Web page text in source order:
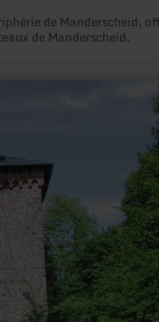
de Manderscheid,
de Manderscheid.